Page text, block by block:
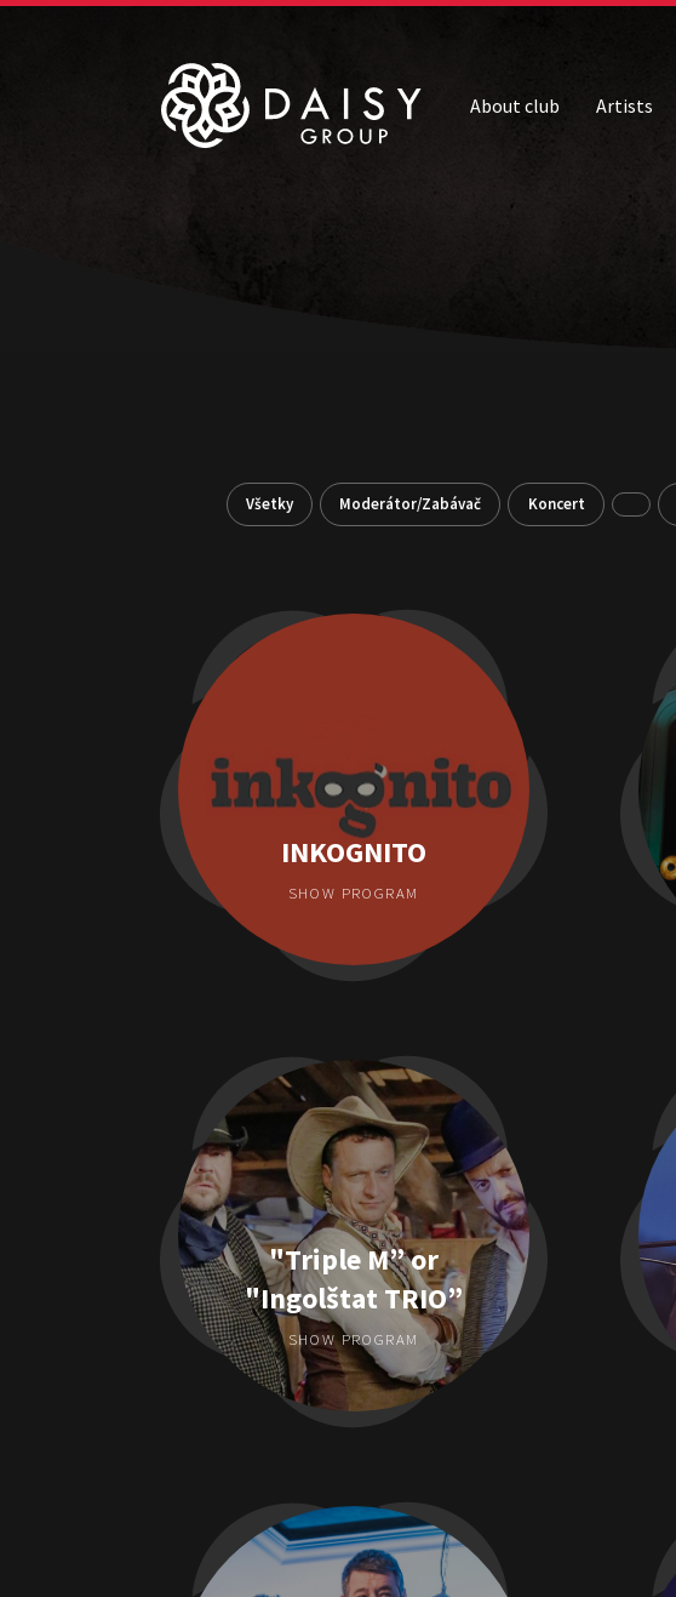
About club Artists
Všetky Moderátor/Zabávač Koncert
INKOGNITO
SHOW PROGRAM
"Triple M” or
"Ingolštat TRIO”
SHOW PROGRAM